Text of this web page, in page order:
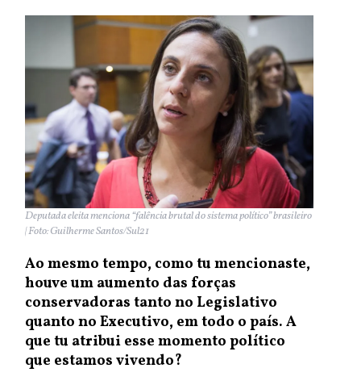
Deputada eleita menciona “falência brutal do sistema político” brasileiro
| Foto: Guilherme Santos/Sul21
Ao mesmo tempo, como tu mencionaste,
houve um aumento das forças
conservadoras tanto no Legislativo
quanto no Executivo, em todo o país. A
que tu atribui esse momento político
que estamos vivendo?